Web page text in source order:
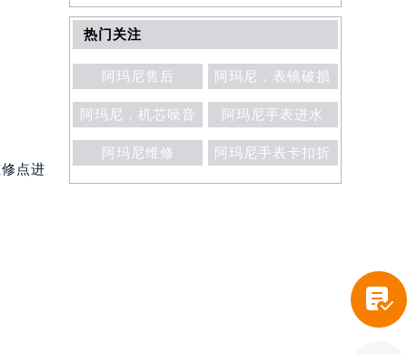
点进
热门关注
阿玛尼售后 阿玛尼，表镜破损
阿玛尼，机芯噪音 阿玛尼手表进水
阿玛尼维修 阿玛尼手表卡扣折
